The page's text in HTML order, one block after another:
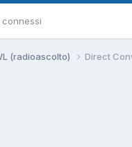
connessi
(radioascolto) Direct